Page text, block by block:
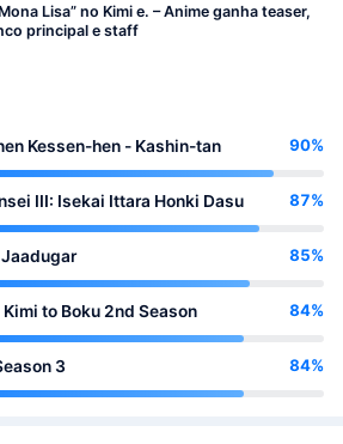
Lisa” no Kimi e. – Anime ganha teaser,
principal e staff
Kessen-hen - Kashin-tan 90%
III: Isekai Ittara Honki Dasu 87%
85%
to Boku 2nd Season 84%
3 84%